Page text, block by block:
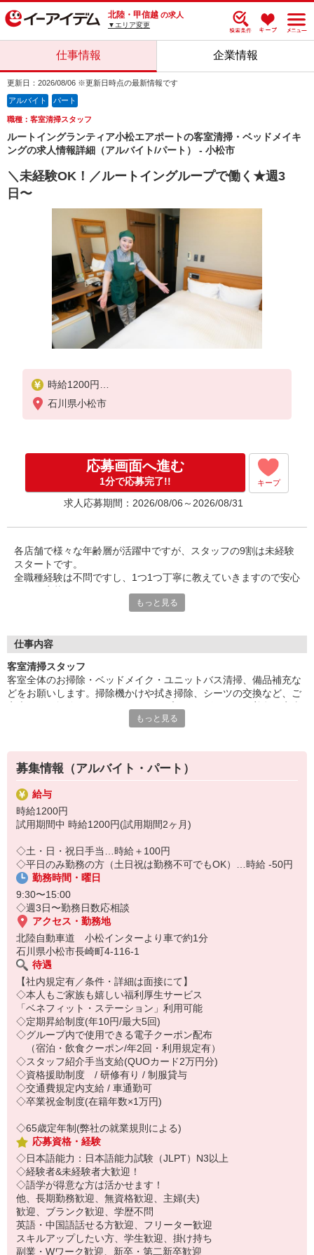
北陸・甲信越 の求人
▼エリア変更
仕事情報 企業情報
更新日：2026/08/06 ※更新日時点の最新情報です
アルバイト パート
職種：客室清掃スタッフ
ルートイングランティア小松エアポートの客室清掃・ベッドメイキ
ングの求人情報詳細（アルバイト/パート） - 小松市
＼未経験OK！／ルートイングループで働く★週3
日〜
時給1200円
試用期間中 時給1200円(試用期間2ヶ月)
時給 -50円
石川県小松市
応募画面へ進む
1分で応募完了!! キープ
求人応募期間：2026/08/06～2026/08/31
各店舗で様々な年齢層が活躍中ですが、スタッフの9割は未経験
スタートです。
全職種経験は不問ですし、1つ1つ丁寧に教えていきますので安心
慣れるまでは先輩が側についていますので何でも質問して下さい
の良いホテルを心がけております。
もっと見る
仕事内容
客室清掃スタッフ
客室全体のお掃除・ベッドメイク・ユニットバス清掃、備品補充な
どをお願いします。掃除機かけや拭き掃除、シーツの交換など、ご
もっと見る
募集情報（アルバイト・パート）
給与
時給1200円
試用期間中 時給1200円(試用期間2ヶ月)
◇土・日・祝日手当…時給＋100円
◇平日のみ勤務の方（土日祝は勤務不可でもOK）…時給 -50円
勤務時間・曜日
9:30〜15:00
◇週3日〜勤務日数応相談
アクセス・勤務地
北陸自動車道 小松インターより車で約1分
石川県小松市長崎町4-116-1
待遇
【社内規定有／条件・詳細は面接にて】
◇本人もご家族も嬉しい福利厚生サービス
「ベネフィット・ステーション」利用可能
◇定期昇給制度(年10円/最大5回)
◇グループ内で使用できる電子クーポン配布
（宿泊・飲食クーポン/年2回・利用規定有）
◇スタッフ紹介手当支給(QUOカード2万円分)
◇資格援助制度 / 研修有り / 制服貸与
◇交通費規定内支給 / 車通勤可
◇卒業祝金制度(在籍年数×1万円)
◇65歳定年制(弊社の就業規則による)
応募資格・経験
◇日本語能力：日本語能力試験（JLPT）N3以上
◇経験者&未経験者大歓迎！
◇語学が得意な方は活かせます！
他、長期勤務歓迎、無資格歓迎、主婦(夫)
歓迎、ブランク歓迎、学歴不問
英語・中国語話せる方歓迎、フリーター歓迎
スキルアップしたい方、学生歓迎、掛け持ち
副業・Wワーク歓迎、新卒・第二新卒歓迎